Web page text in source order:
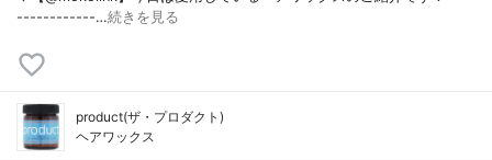
------------…続きを見る
product(ザ・プロダクト)
ヘアワックス